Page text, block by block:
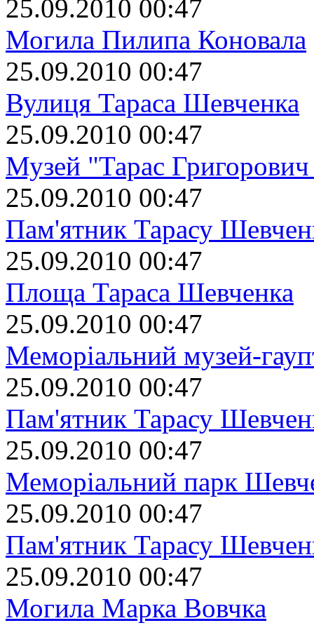
25.09.2010 00:47
Могила Пилипа Коновала
25.09.2010 00:47
Вулиця Тараса Шевченка
25.09.2010 00:47
Музей "Тарас
25.09.2010 00:47
Пам'ятник Тарасу
25.09.2010 00:47
Площа Тараса Шевченка
25.09.2010 00:47
Меморіальний музей-
25.09.2010 00:47
Пам'ятник Тарасу
25.09.2010 00:47
Меморіальний парк
25.09.2010 00:47
Пам'ятник Тарасу
25.09.2010 00:47
Могила Марка Вовчка